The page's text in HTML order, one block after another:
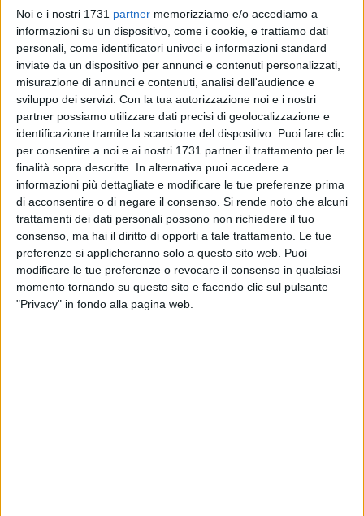
Noi e i nostri 1731 partner memorizziamo e/o accediamo a
informazioni su un dispositivo, come i cookie, e trattiamo dati
personali, come identificatori univoci e informazioni standard
inviate da un dispositivo per annunci e contenuti personalizzati,
misurazione di annunci e contenuti, analisi dell'audience e
sviluppo dei servizi. Con la tua autorizzazione noi e i nostri
partner possiamo utilizzare dati precisi di geolocalizzazione e
identificazione tramite la scansione del dispositivo. Puoi fare clic
per consentire a noi e ai nostri 1731 partner il trattamento per le
finalità sopra descritte. In alternativa puoi accedere a
informazioni più dettagliate e modificare le tue preferenze prima
di acconsentire o di negare il consenso. Si rende noto che alcuni
trattamenti dei dati personali possono non richiedere il tuo
consenso, ma hai il diritto di opporti a tale trattamento. Le tue
preferenze si applicheranno solo a questo sito web. Puoi
modificare le tue preferenze o revocare il consenso in qualsiasi
momento tornando su questo sito e facendo clic sul pulsante
"Privacy" in fondo alla pagina web.
A cura di
LA REDAZIONE
Anchelunedì 23 marzo, dalle ore 7:00 alle ore 15:00, si vota
per il referendum popolare confermativo della legge di
riforma della Costituzione in materia di ordinamento
giurisdizionale e di istituzione della Corte disciplinare. Chi
vota "Si" esprime la volontà di approvare la legge di modifica
della Costituzione, chi vota "No" vuole respingere la legge di
modifica della Costituzione. Non esiste quorum: lo
schieramento che prende un voto in più, vince.
Per votare c'è bisogno di recarsi al seggio con la tessera